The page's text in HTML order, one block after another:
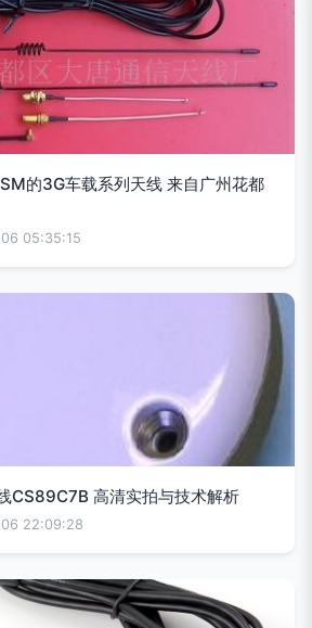
的3G车载系列天线 来自广州花都
05:35:15
CS89C7B 高清实拍与技术解析
22:09:28